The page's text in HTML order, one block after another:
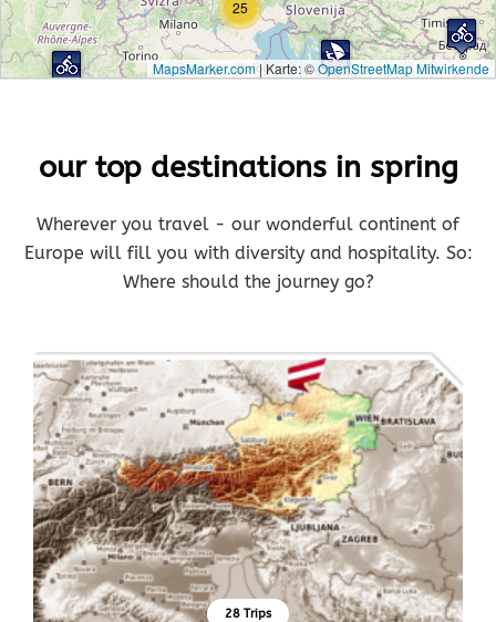
25
MapsMarker.com|Karte: ©OpenStreetMap Mitwirkende
our top destinations in spring
Wherever you travel - our wonderful continent of
Europe will fill you with diversity and hospitality. So:
Where should the journey go?
28 Trips